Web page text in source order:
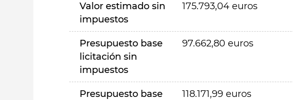
Valor estimado sin
impuestos
175.793,04 euros
Presupuesto base
licitación sin
impuestos
97.662,80 euros
Presupuesto base
118.171,99 euros